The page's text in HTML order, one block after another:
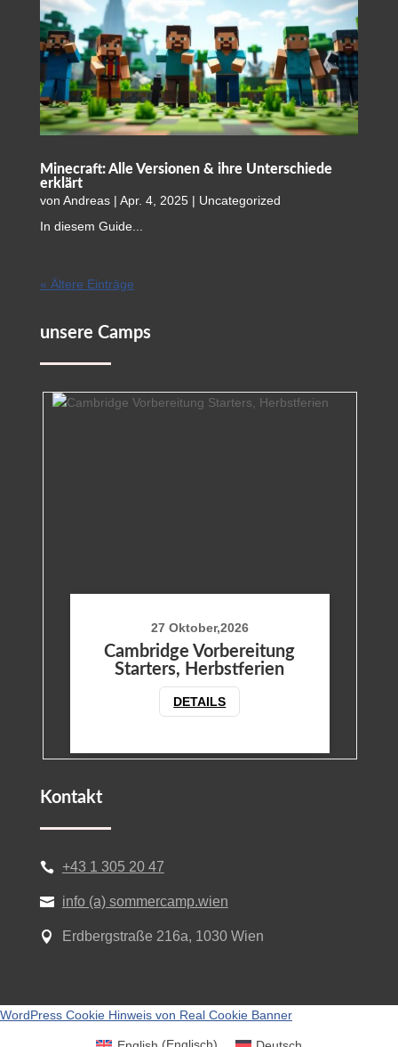
Minecraft: Alle Versionen & ihre Unterschiede
erklärt
von Andreas| Apr. 4, 2025| Uncategorized
In diesem Guide...
« Ältere Einträge
unsere Camps
27 Oktober,2026
Cambridge Vorbereitung
Starters, Herbstferien
DETAILS
Kontakt
 +43 1 305 20 47
 info (a) sommercamp.wien
 Erdbergstraße 216a, 1030 Wien
WordPress Cookie Hinweis von Real Cookie Banner